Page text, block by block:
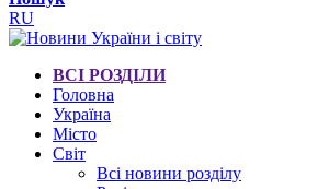
RU
ВСІ РОЗДІЛИ
Головна
Україна
Місто
Світ
Всі новини розділу